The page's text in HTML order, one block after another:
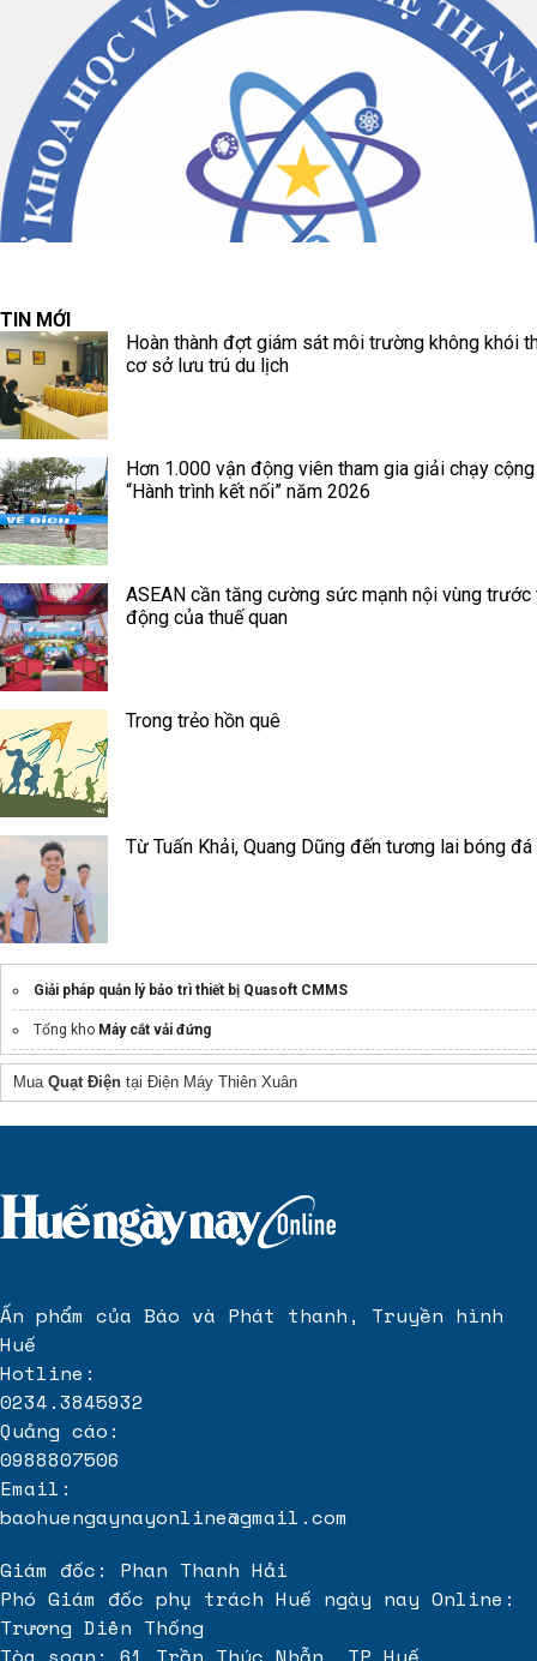
TIN MỚI
Hoàn thành đợt giám sát môi trường không khói
cơ sở lưu trú du lịch
Hơn 1.000 vận động viên tham gia giải chạy
“Hành trình kết nối” năm 2026
ASEAN cần tăng cường sức mạnh nội vùng trước
động của thuế quan
Trong trẻo hồn quê
Từ Tuấn Khải, Quang Dũng đến tương lai bóng đá
Giải pháp quản lý bảo trì thiết bị Quasoft CMMS
Tổng kho Máy cắt vải đứng
Giá sốcứng dụng quản lý vận tải
vệ sinh nhà máy sản xuất
Mua Quạt Điện tại Điện Máy Thiên Xuân
Ấn phẩm của Báo và Phát thanh, Truyền hình
Huế
Hotline:
0234.3845932
Quảng cáo:
0988807506
Email:
baohuengaynayonline@gmail.com
Giám đốc: Phan Thanh Hải
Phó Giám đốc phụ trách Huế ngày nay Online:
Trương Diên Thống